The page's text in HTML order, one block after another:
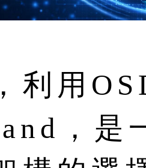
利用
，是